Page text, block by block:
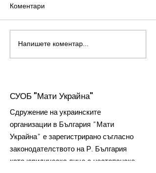
Човек на годината 2022
Коментари
Напишете коментар...
СУОБ "Мати Украйна"
Сдружение на украинските
организации в България "Мати
Украйна" е зарегистрирано съгласно
законодателството на Р. България
като юридическо лице с нестопанска